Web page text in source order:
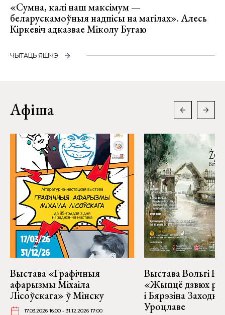
«Сумна, калі наш максімум —
беларускамоўныя надпісы на магілах». Алесь
Кіркевіч адказвае Міколу Бугаю
ЧЫТАЦЬ ЯШЧЭ
Афіша
Выстава «Графічныя
афарызмы Міхаіла
Лісоўскага» ў Мінску
17.03.2026 16:00 - 31.12.2026 17:00
Выстава Вольгі
«Жыццё дзвюх
і Бярэзіна
Уроцлаве